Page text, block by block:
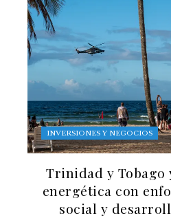
INVERSIONES Y NEGOCIOS
Trinidad y Tobago
energética con
social y